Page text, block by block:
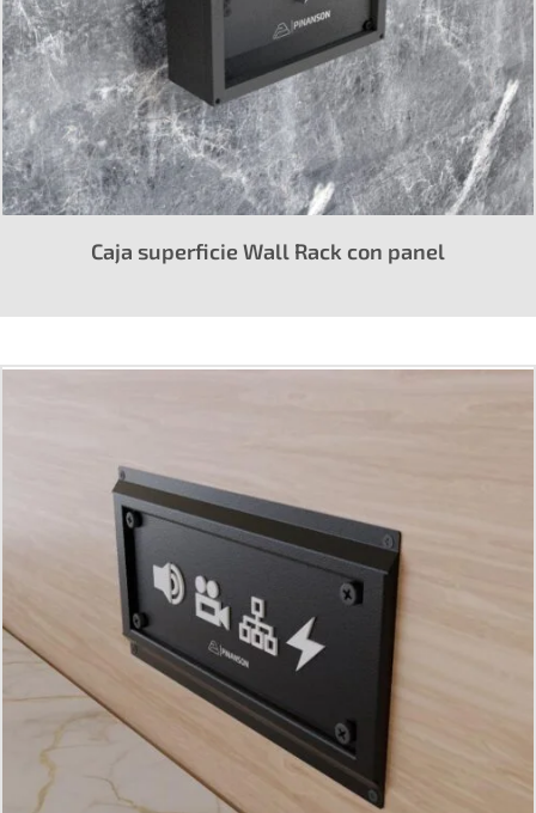
Caja superficie Wall Rack con panel